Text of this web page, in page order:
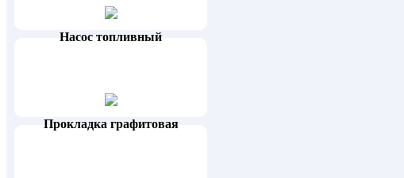
Насос топливный
Прокладка графитовая